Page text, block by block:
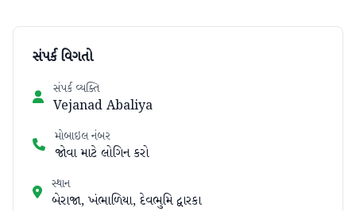
સંપર્ક વિગતો
સંપર્ક વ્યક્તિ
Vejanad Abaliya
મોબાઇલ નંબર
જોવા માટે લોગિન કરો
સ્થાન
બેરાજા, ખંભાળિયા, દેવભુમિ દ્વારકા